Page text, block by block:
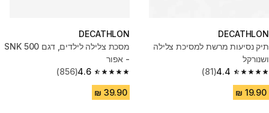
DECATHLON
תיק נסיעות מרשת למסיכת צלילה
ושנורקל
4.4
4.4 out of 5 stars from 81 reviews
(81)
DECATHLON
מסכת צלילה לילדים, דגם SNK 500
- אפור
4.6
4.6 out of 5 stars from 856 reviews
(856)